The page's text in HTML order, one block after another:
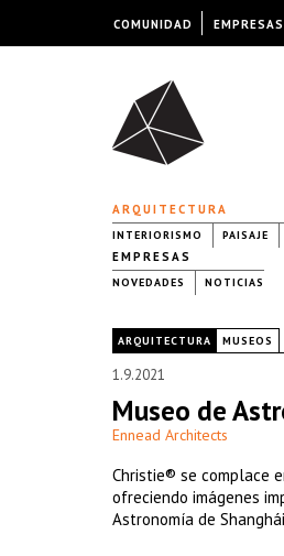
ARQUITECTURA
INTERIORISMO PAISAJE
EMPRESAS
NOVEDADES NOTICIAS
ARQUITECTURA MUSEOS
1.9.2021
Museo de
Ennead Architects
Christie® se complace
ofreciendo imágenes
Astronomía de
COMUNIDAD EMPRESAS